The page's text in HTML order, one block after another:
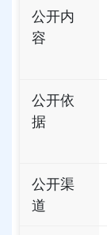
公开内
容
公开依
据
公开渠
道